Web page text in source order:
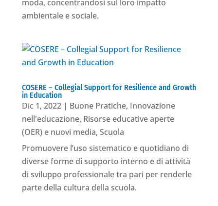
moda, concentrandosi sul loro impatto
ambientale e sociale.
COSERE – Collegial Support for Resilience and Growth
in Education
Dic 1, 2022| Buone Pratiche, Innovazione
nell'educazione, Risorse educative aperte
(OER) e nuovi media, Scuola
Promuovere l’uso sistematico e quotidiano di
diverse forme di supporto interno e di attività
di sviluppo professionale tra pari per renderle
parte della cultura della scuola.